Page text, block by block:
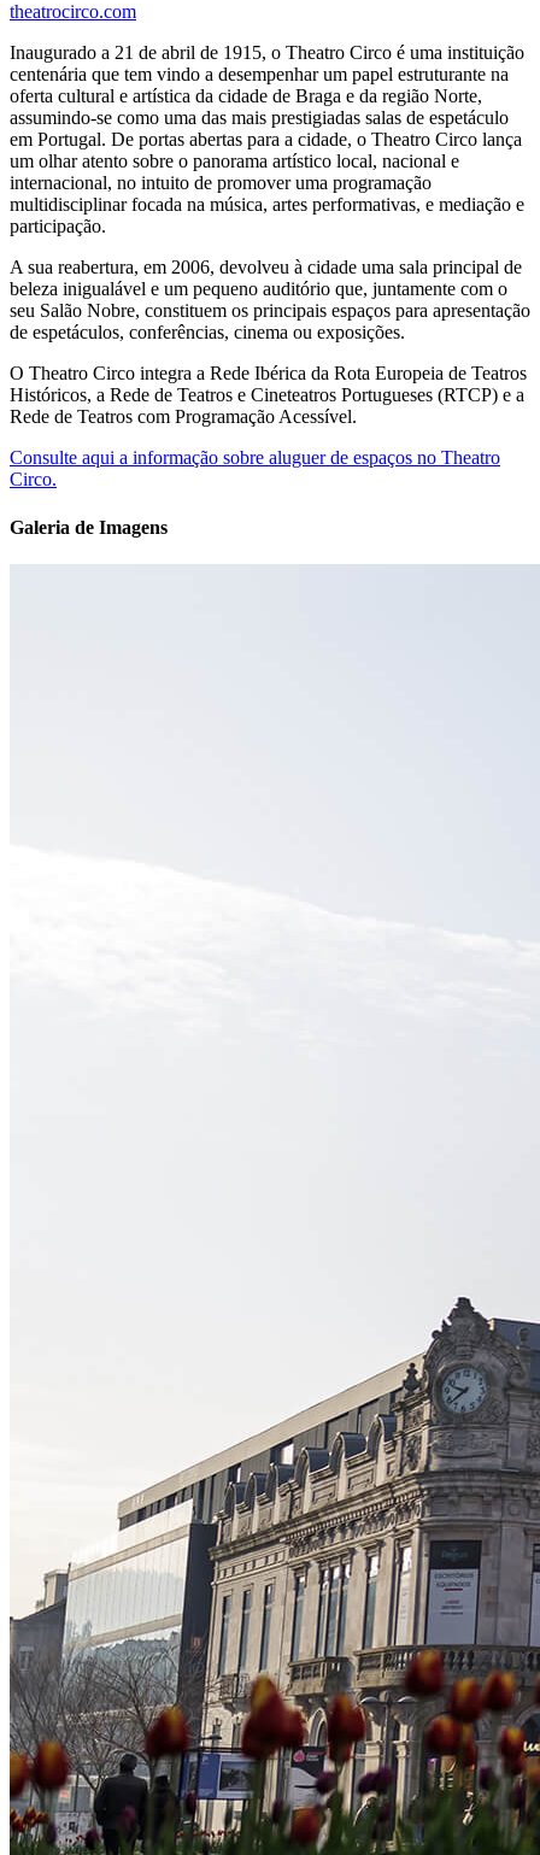
theatrocirco.com
Inaugurado a 21 de abril de 1915, o Theatro Circo é uma instituição
centenária que tem vindo a desempenhar um papel estruturante na
oferta cultural e artística da cidade de Braga e da região Norte,
assumindo-se como uma das mais prestigiadas salas de espetáculo
em Portugal. De portas abertas para a cidade, o Theatro Circo lança
um olhar atento sobre o panorama artístico local, nacional e
internacional, no intuito de promover uma programação
multidisciplinar focada na música, artes performativas, e mediação e
participação.
A sua reabertura, em 2006, devolveu à cidade uma sala principal de
beleza inigualável e um pequeno auditório que, juntamente com o
seu Salão Nobre, constituem os principais espaços para apresentação
de espetáculos, conferências, cinema ou exposições.
O Theatro Circo integra a Rede Ibérica da Rota Europeia de Teatros
Históricos, a Rede de Teatros e Cineteatros Portugueses (RTCP) e a
Rede de Teatros com Programação Acessível.
Consulte aqui a informação sobre aluguer de espaços no Theatro
Circo.
Galeria de Imagens